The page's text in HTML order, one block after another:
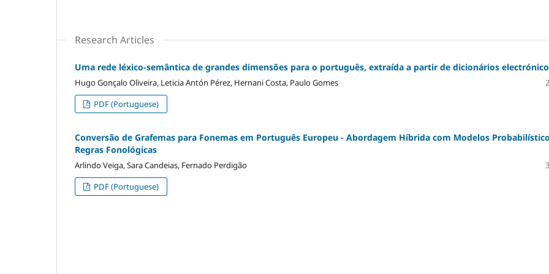
Research Articles
Uma rede léxico-semântica de grandes dimensões para o português, extraída a partir de dicionários
Hugo Gonçalo Oliveira, Leticia Antón Pérez, Hernani Costa, Paulo Gomes
PDF (Portuguese)
Conversão de Grafemas para Fonemas em Português Europeu - Abordagem Híbrida com Modelos
Regras Fonológicas
Arlindo Veiga, Sara Candeias, Fernado Perdigão
PDF (Portuguese)